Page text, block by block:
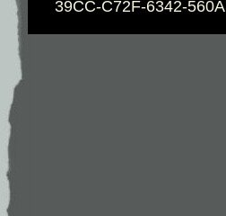
39CC-C72F-6342-560A